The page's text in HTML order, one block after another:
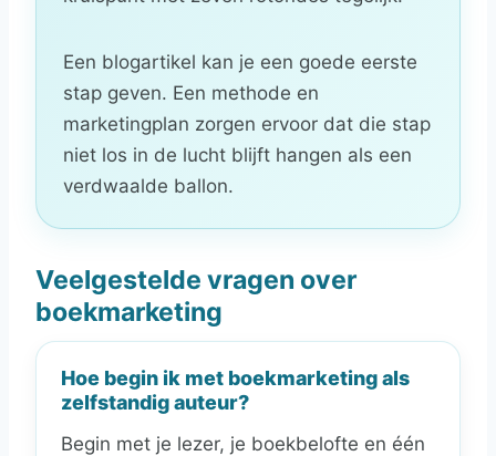
Een blogartikel kan je een goede eerste
stap geven. Een methode en
marketingplan zorgen ervoor dat die stap
niet los in de lucht blijft hangen als een
verdwaalde ballon.
Veelgestelde vragen over
boekmarketing
Hoe begin ik met boekmarketing als
zelfstandig auteur?
Begin met je lezer, je boekbelofte en één